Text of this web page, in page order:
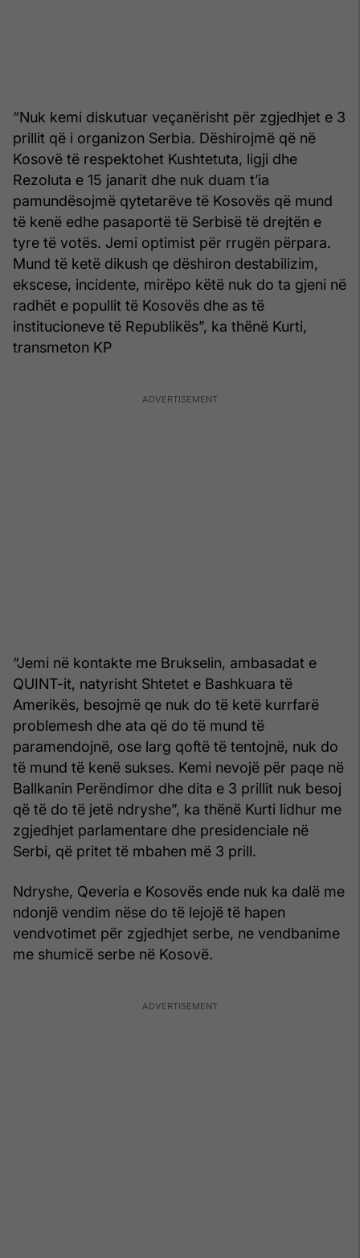
“Nuk kemi diskutuar veçanërisht për zgjedhjet e 3
prillit që i organizon Serbia. Dëshirojmë që në
Kosovë të respektohet Kushtetuta, ligji dhe
Rezoluta e 15 janarit dhe nuk duam t’ia
pamundësojmë qytetarëve të Kosovës që mund
të kenë edhe pasaportë të Serbisë të drejtën e
tyre të votës. Jemi optimist për rrugën përpara.
Mund të ketë dikush qe dëshiron destabilizim,
ekscese, incidente, mirëpo këtë nuk do ta gjeni në
radhët e popullit të Kosovës dhe as të
institucioneve të Republikës”, ka thënë Kurti,
transmeton KP
“Jemi në kontakte me Brukselin, ambasadat e
QUINT-it, natyrisht Shtetet e Bashkuara të
Amerikës, besojmë qe nuk do të ketë kurrfarë
problemesh dhe ata që do të mund të
paramendojnë, ose larg qoftë të tentojnë, nuk do
të mund të kenë sukses. Kemi nevojë për paqe në
Ballkanin Perëndimor dhe dita e 3 prillit nuk besoj
që të do të jetë ndryshe”, ka thënë Kurti lidhur me
zgjedhjet parlamentare dhe presidenciale në
Serbi, që pritet të mbahen më 3 prill.
Ndryshe, Qeveria e Kosovës ende nuk ka dalë me
ndonjë vendim nëse do të lejojë të hapen
vendvotimet për zgjedhjet serbe, ne vendbanime
me shumicë serbe në Kosovë.